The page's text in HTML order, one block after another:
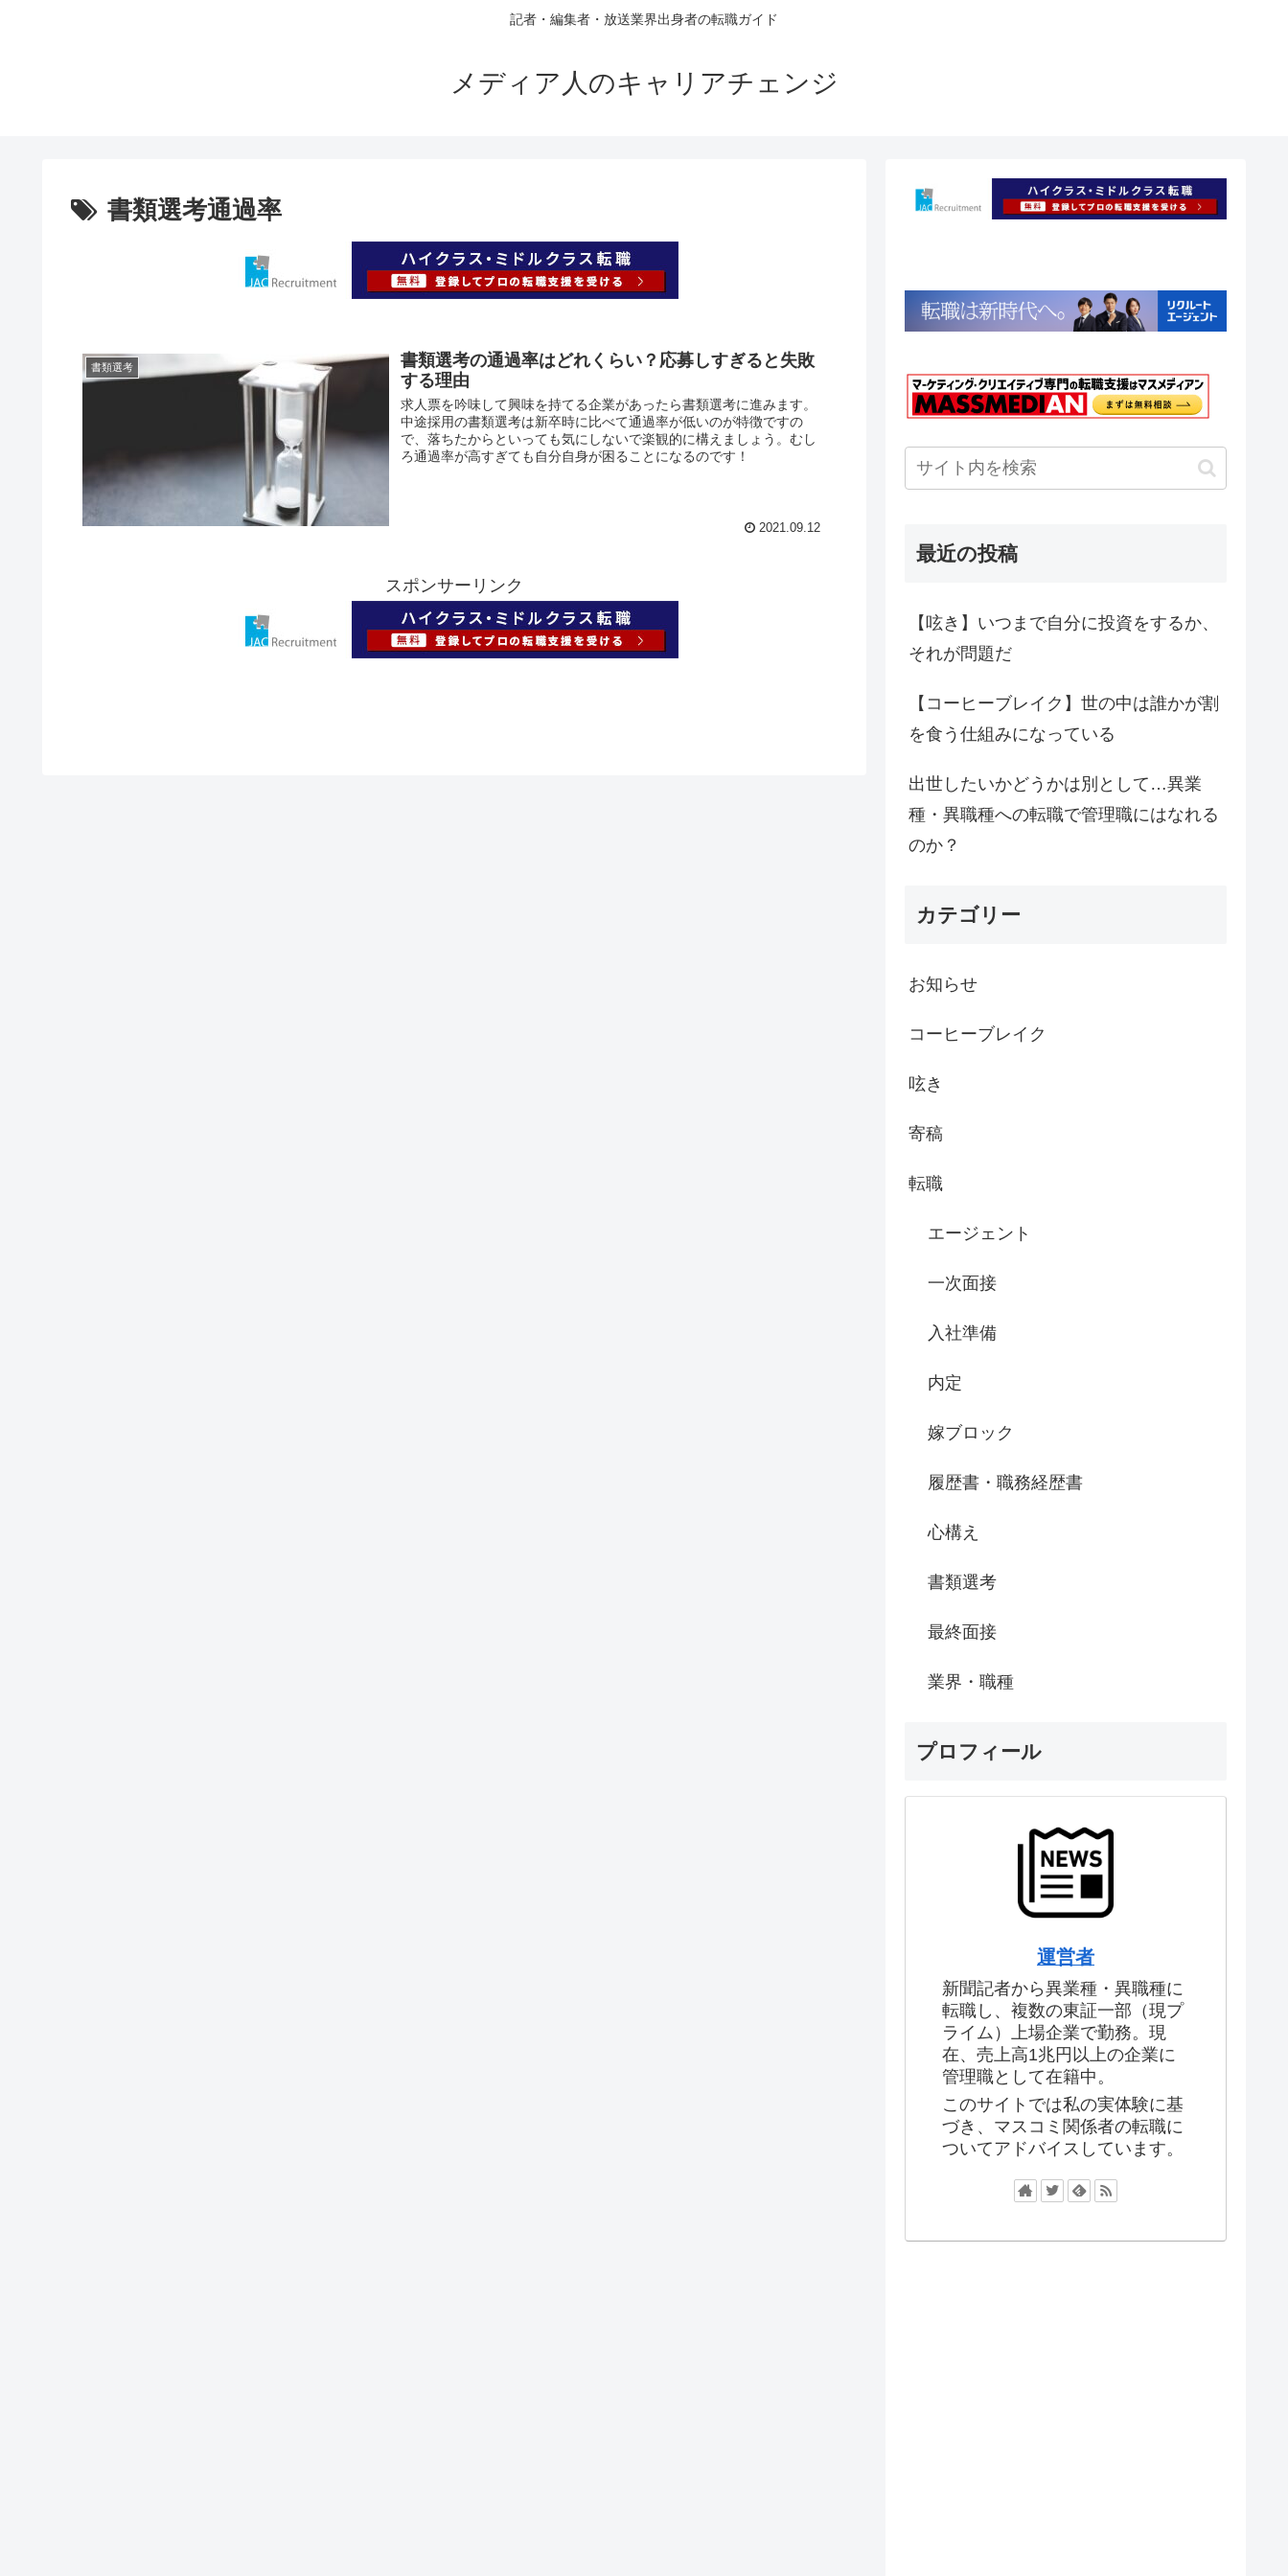
記者・編集者・放送業界出身者の転職ガイド
メディア人のキャリアチェンジ
書類選考通過率
書類選考
書類選考の通過率はどれくらい？応募しすぎると失敗
する理由
求人票を吟味して興味を持てる企業があったら書類選考に進みます。
中途採用の書類選考は新卒時に比べて通過率が低いのが特徴ですの
で、落ちたからといっても気にしないで楽観的に構えましょう。むし
ろ通過率が高すぎても自分自身が困ることになるのです！
2021.09.12
スポンサーリンク
最近の投稿
【呟き】いつまで自分に投資をするか、
それが問題だ
【コーヒーブレイク】世の中は誰かが割
を食う仕組みになっている
出世したいかどうかは別として…異業
種・異職種への転職で管理職にはなれる
のか？
カテゴリー
お知らせ
コーヒーブレイク
呟き
寄稿
転職
エージェント
一次面接
入社準備
内定
嫁ブロック
履歴書・職務経歴書
心構え
書類選考
最終面接
業界・職種
プロフィール
運営者
新聞記者から異業種・異職種に
転職し、複数の東証一部（現プ
ライム）上場企業で勤務。現
在、売上高1兆円以上の企業に
管理職として在籍中。
このサイトでは私の実体験に基
づき、マスコミ関係者の転職に
ついてアドバイスしています。